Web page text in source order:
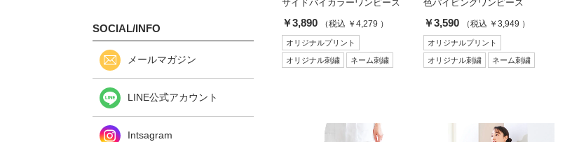
SOCIAL/INFO
メールマガジン
LINE公式アカウント
Intsagram
サイドバイカラーワンピース
￥3,890 （税込 ￥4,279 ）
オリジナルプリント
オリジナル刺繍 ネーム刺繍
色パイピングワンピース
￥3,590 （税込 ￥3,949 ）
オリジナルプリント
オリジナル刺繍 ネーム刺繍